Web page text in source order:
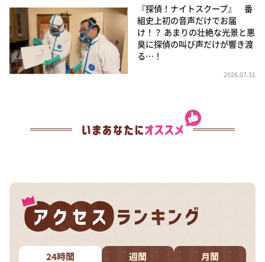
『探偵！ナイトスクープ』 番
組史上初の音声だけでお届
け！？ あまりの壮絶な光景と悪
臭に探偵の叫び声だけが響き渡
る…！
2026.07.31
24時間 週間 月間